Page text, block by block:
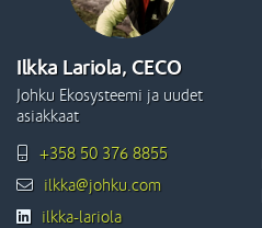
Ilkka Lariola, CECO
Johku Ekosysteemi ja uudet
asiakkaat
+358 50 376 8855
ilkka@johku.com
ilkka-lariola